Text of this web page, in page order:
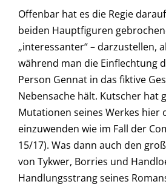
Offenbar hat es die Regie
beiden Hauptfiguren
„interessanter“ – darzustellen,
während man die Einflechtung
Person Gennat in das fiktive
Nebensache hält. Kutscher hat
Mutationen seines Werkes hier
einzuwenden wie im Fall der
15/17). Was dann auch den
von Tykwer, Borries und
Handlungsstrang seines